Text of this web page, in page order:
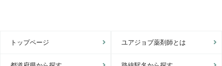
トップページ ユアジョブ薬剤師とは